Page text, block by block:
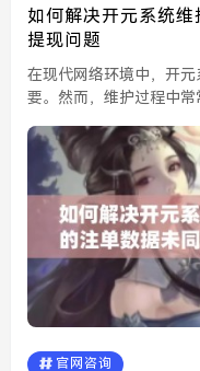
如何解决开元系统
提现问题
在现代网络环境中，开
要。然而，维护过程中常
有必要深入探讨这一问题
官网咨询